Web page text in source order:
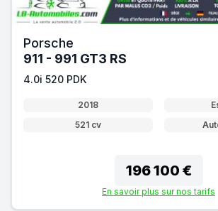
Porsche
911 - 991 GT3 RS
4.0i 520 PDK
2018
521 cv
196 100 €
En savoir plus sur nos tarifs